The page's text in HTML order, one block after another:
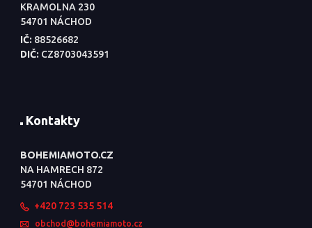
KRAMOLNA 230
54701 NÁCHOD
IČ: 88526682
DIČ: CZ8703043591
Kontakty
BOHEMIAMOTO.CZ
NA HAMRECH 872
54701 NÁCHOD
+420 723 535 514
obchod@bohemiamoto.cz